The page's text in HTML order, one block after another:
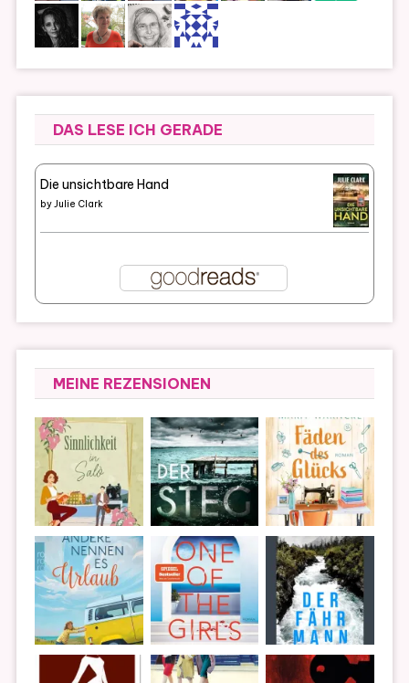
DAS LESE ICH GERADE
Die unsichtbare Hand
byJulie Clark
MEINE REZENSIONEN